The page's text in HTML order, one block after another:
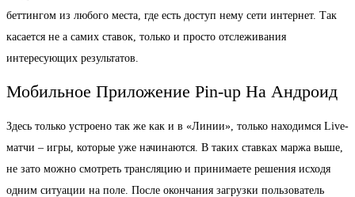
беттингом из любого места, где есть доступ нему сети интернет. Так
касается не а самих ставок, только и просто отслеживания
интересующих результатов.
Мобильное Приложение Pin-up На Андроид
Здесь только устроено так же как и в «Линии», только находимся Live-
матчи – игры, которые уже начинаются. В таких ставках маржа выше,
не зато можно смотреть трансляцию и принимаете решения исходя
одним ситуации на поле. После окончания загрузки пользователь